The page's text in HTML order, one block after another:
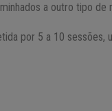
a outro tipo de
por 5 a 10 sessões,